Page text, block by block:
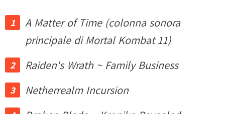
A Matter of Time (colonna sonora
principale di Mortal Kombat 11)
Raiden's Wrath ~ Family Business
Netherrealm Incursion